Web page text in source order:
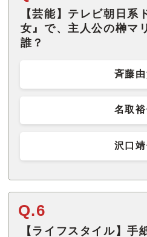
【芸能】テレビ朝日系
女』で、主人公の榊マ
誰？
斉藤
名取
沢口
Q.6
【ライフスタイル】手